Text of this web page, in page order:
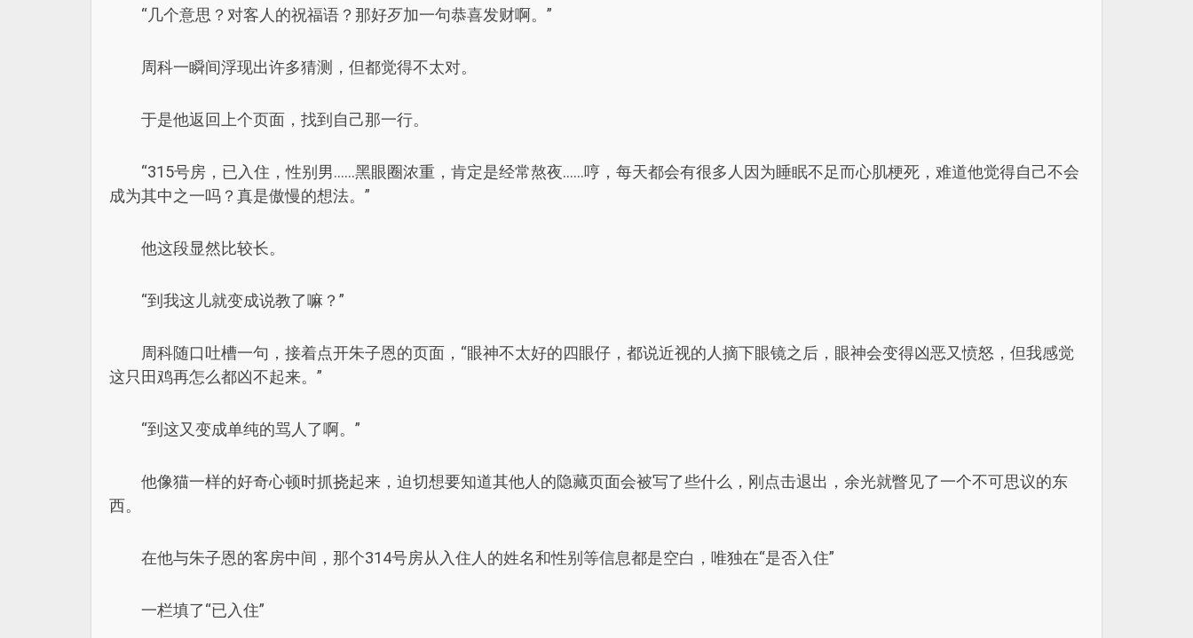
“几个意思？对客人的祝福语？那好歹加一句恭喜发财啊。”
周科一瞬间浮现出许多猜测，但都觉得不太对。
于是他返回上个页面，找到自己那一行。
“315号房，已入住，性别男......黑眼圈浓重，肯定是经常熬夜......哼，每天都会有很多人因为睡眠不足而心肌梗死，难道他觉得自己不会
成为其中之一吗？真是傲慢的想法。”
他这段显然比较长。
“到我这儿就变成说教了嘛？”
周科随口吐槽一句，接着点开朱子恩的页面，“眼神不太好的四眼仔，都说近视的人摘下眼镜之后，眼神会变得凶恶又愤怒，但我感觉
这只田鸡再怎么都凶不起来。”
“到这又变成单纯的骂人了啊。”
他像猫一样的好奇心顿时抓挠起来，迫切想要知道其他人的隐藏页面会被写了些什么，刚点击退出，余光就瞥见了一个不可思议的东
西。
在他与朱子恩的客房中间，那个314号房从入住人的姓名和性别等信息都是空白，唯独在“是否入住”
一栏填了“已入住”